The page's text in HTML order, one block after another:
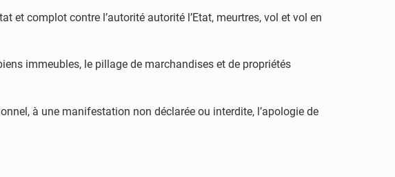
et complot contre l’autorité autorité l’Etat, meurtres, vol et vol en
immeubles, le pillage de marchandises et de propriétés
à une manifestation non déclarée ou interdite, l’apologie de